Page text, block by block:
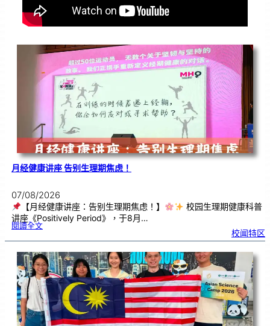
月经健康讲座 告别生理期焦虑！
07/08/2026
【月经健康讲座：告别生理期焦虑！】
校园生理期健康科普
讲座《Positively Period》，于8月…
閱讀全文:月
康
座
告
别
生
理
期
焦
虑
！
校闻特区